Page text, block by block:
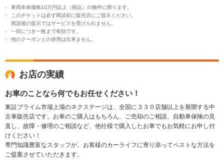
車両本体価格10万円以上（税込）の物件に限ります。
このチケットは必ず商談前に販売店にご提示ください。
商談後の提示ではサービスを受けられません。
一回につき一枚まで有効です。
他のクーポンとの併用は出来ません。
お店の実績
お車のことなら何でもお任せください！
東証プライム市場上場のネクステージは、全国に３３０店舗以上を展開する中
古車販売店です。お車のご購入はもちろん、ご売却のご相談、自動車保険の見
直し、故障・修理のご相談など、他社様で購入したお車でもお気軽にお申し付
けください！
専門知識豊富なスタッフが、お客様のカーライフに寄り添ってベストな方法を
ご提案させていただきます。